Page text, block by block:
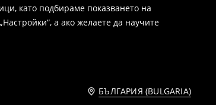
като подбираме показването на
а ако желаете да научите
БЪЛГАРИЯ (BULGARIA)